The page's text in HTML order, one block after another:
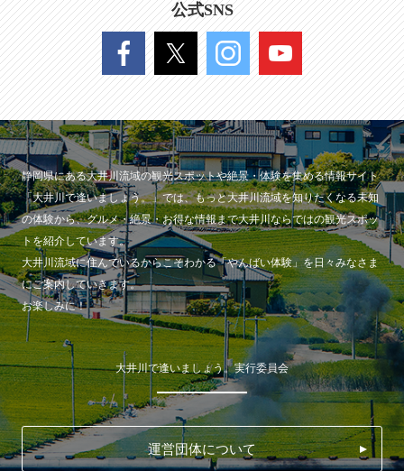
公式SNS
静岡県にある大井川流域の観光スポットや絶景・体験を集める情報サイト
「大井川で逢いましょう。」では、もっと大井川流域を知りたくなる未知
の体験から、グルメ・絶景・お得な情報まで大井川ならではの観光スポッ
トを紹介しています。
大井川流域に住んでいるからこそわかる「やんばい体験」を日々みなさま
にご案内していきます。
お楽しみに！
大井川で逢いましょう。実行委員会
運営団体について